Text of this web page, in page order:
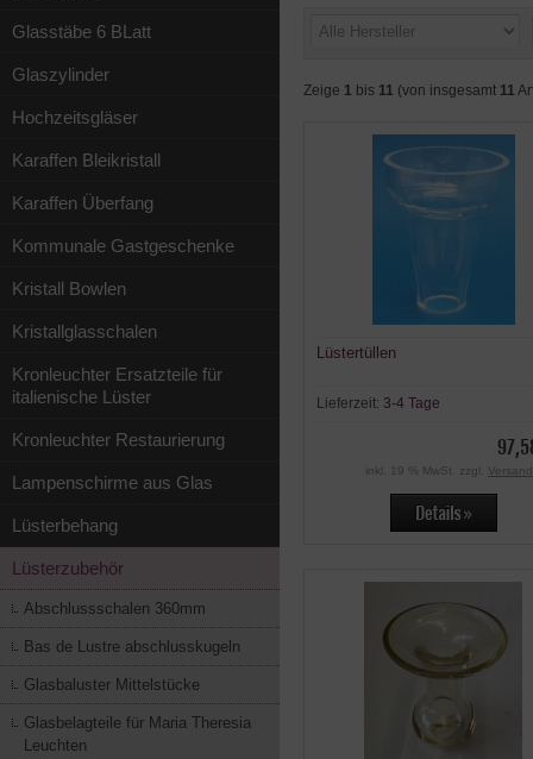
Glasstäbe 6 BLatt
Glaszylinder
Hochzeitsgläser
Karaffen Bleikristall
Karaffen Überfang
Kommunale Gastgeschenke
Kristall Bowlen
Kristallglasschalen
Kronleuchter Ersatzteile für
italienische Lüster
Kronleuchter Restaurierung
Lampenschirme aus Glas
Lüsterbehang
Lüsterzubehör
Abschlussschalen 360mm
Bas de Lustre abschlusskugeln
Glasbaluster Mittelstücke
Glasbelagteile für Maria Theresia
Leuchten
Zeige 1 bis 11 (von insgesamt 11
Lüstertüllen
Lieferzeit: 3-4 Tage
inkl. 19 % MwSt. zzgl.